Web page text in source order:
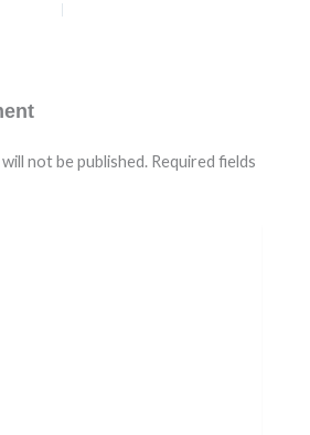
not be published. Required fields